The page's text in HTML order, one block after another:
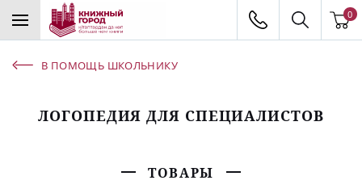
0
В ПОМОЩЬ ШКОЛЬНИКУ
ЛОГОПЕДИЯ ДЛЯ СПЕЦИАЛИСТОВ
ТОВАРЫ